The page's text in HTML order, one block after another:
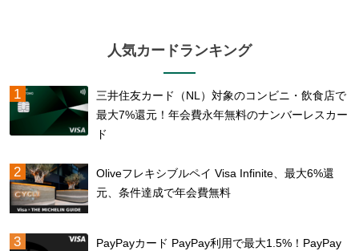
人気カードランキング
三井住友カード（NL）対象のコンビニ・飲食店で
最大7%還元！年会費永年無料のナンバーレスカー
ド
Oliveフレキシブルペイ Visa Infinite、最大6%還
元、条件達成で年会費無料
PayPayカード PayPay利用で最大1.5%！PayPay